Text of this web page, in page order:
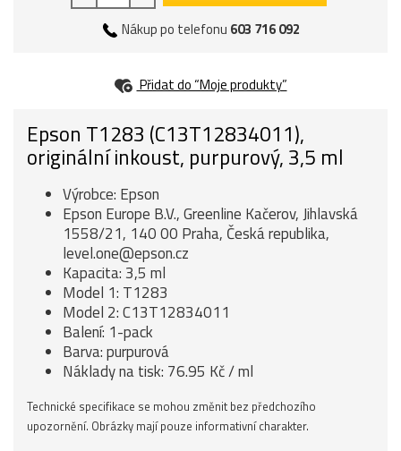
Nákup po telefonu 603 716 092
Přidat do “Moje produkty”
Epson T1283 (C13T12834011),
originální inkoust, purpurový, 3,5 ml
Výrobce: Epson
Epson Europe B.V., Greenline Kačerov, Jihlavská
1558/21, 140 00 Praha, Česká republika,
level.one@epson.cz
Kapacita: 3,5 ml
Model 1: T1283
Model 2: C13T12834011
Balení: 1-pack
Barva: purpurová
Náklady na tisk: 76.95 Kč / ml
Technické specifikace se mohou změnit bez předchozího
upozornění. Obrázky mají pouze informativní charakter.